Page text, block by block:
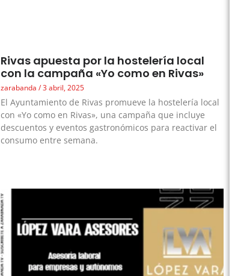
Rivas apuesta por la hostelería local
con la campaña «Yo como en Rivas»
zarabanda 3 abril, 2025
El Ayuntamiento de Rivas promueve la hostelería local
con «Yo como en Rivas», una campaña que incluye
descuentos y eventos gastronómicos para reactivar el
consumo entre semana.